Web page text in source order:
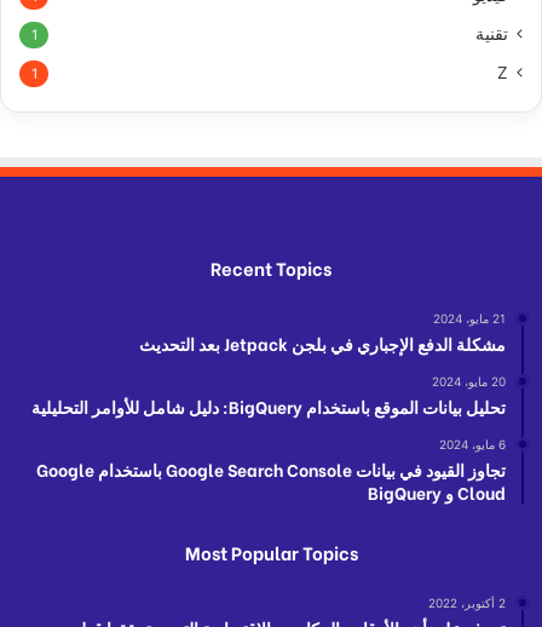
تقنية 1
Z
1
Recent Topics
21 مايو، 2024
مشكلة الدفع الإجباري في بلجن Jetpack بعد التحديث
20 مايو، 2024
تحليل بيانات الموقع باستخدام BigQuery: دليل شامل للأوامر التحليلية
6 مايو، 2024
تجاوز القيود في بيانات Google Search Console باستخدام Google
Cloud و BigQuery
Most Popular Topics
2 أكتوبر، 2022